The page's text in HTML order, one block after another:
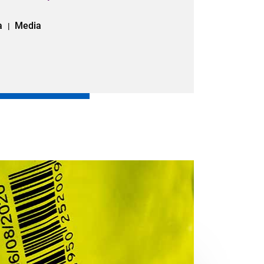
| Media